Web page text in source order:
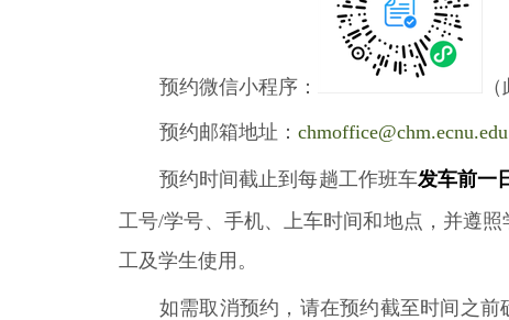
预约微信小程序：
预约邮箱地址：
预约时间截止到每趟工作班车发车前一
工号/学号、手机、上车时间和地点 ， 并遵照
工及学生使用。
如需取消预约，请在预约截至时间之